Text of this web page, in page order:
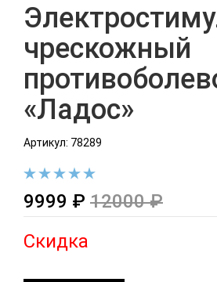
чрескожный
«Ладос»
Артикул: 78289
9999 ₽ 12000 ₽
Скидка